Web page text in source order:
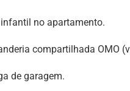
no apartamento.
compartilhada OMO
de garagem.